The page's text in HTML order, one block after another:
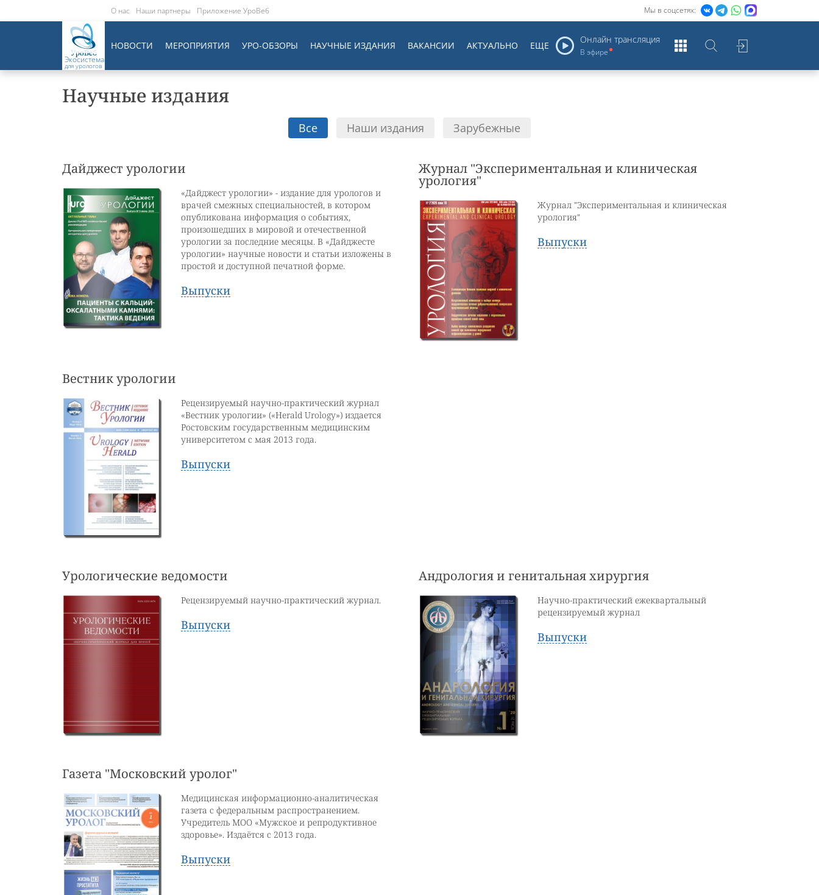
Мы в соцсетях:
О нас Наши партнеры Приложение УроВеб
Экосистема
для урологов
Онлайн трансляция
В эфире
НОВОСТИ МЕРОПРИЯТИЯ УРО-ОБЗОРЫ НАУЧНЫЕ ИЗДАНИЯ ВАКАНСИИ АКТУАЛЬНО ЕЩЕ
Научные издания
Все Наши издания Зарубежные
Дайджест урологии
«Дайджест урологии» - издание для урологов и
врачей смежных специальностей, в котором
опубликована информация о событиях,
произошедших в мировой и отечественной
урологии за последние месяцы. В «Дайджесте
урологии» научные новости и статьи изложены в
простой и доступной печатной форме.
Выпуски
Журнал "Экспериментальная и клиническая
урология"
Журнал "Экспериментальная и клиническая
урология"
Выпуски
Вестник урологии
Рецензируемый научно-практический журнал
«Вестник урологии» («Herald Urology») издается
Ростовским государственным медицинским
университетом с мая 2013 года.
Выпуски
Урологические ведомости
Рецензируемый научно-практический журнал.
Выпуски
Андрология и генитальная хирургия
Научно-практический ежеквартальный
рецензируемый журнал
Выпуски
Газета "Московский уролог"
Медицинская информационно-аналитическая
газета с федеральным распространением.
Учредитель МОО «Мужское и репродуктивное
здоровье». Издаётся с 2013 года.
Выпуски